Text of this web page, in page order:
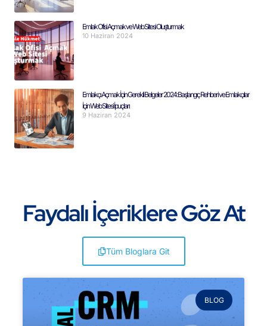
Emlak Ofisi Açmak ve Web Sitesi Oluşturmak
10 Haziran 2024
Emlakçı Açmak İçin Gerekli Belgeler 2024: Başlangıç Rehberi ve Emlakçılar
İçin Web Sitesi İpuçları
9 Haziran 2024
Faydalı İçeriklere Göz At
Tüm Bloglara Git
BLOG